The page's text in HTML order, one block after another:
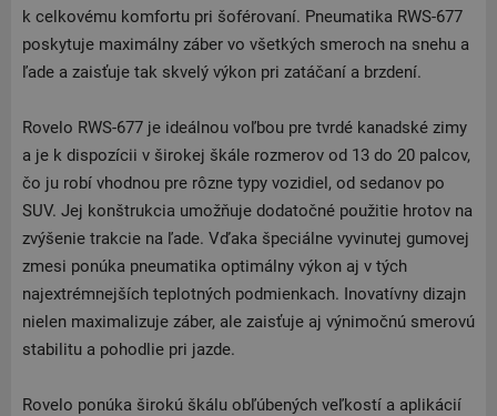
k celkovému komfortu pri šoférovaní. Pneumatika RWS-677
poskytuje maximálny záber vo všetkých smeroch na snehu a
ľade a zaisťuje tak skvelý výkon pri zatáčaní a brzdení.
Rovelo RWS-677 je ideálnou voľbou pre tvrdé kanadské zimy
a je k dispozícii v širokej škále rozmerov od 13 do 20 palcov,
čo ju robí vhodnou pre rôzne typy vozidiel, od sedanov po
SUV. Jej konštrukcia umožňuje dodatočné použitie hrotov na
zvýšenie trakcie na ľade. Vďaka špeciálne vyvinutej gumovej
zmesi ponúka pneumatika optimálny výkon aj v tých
najextrémnejších teplotných podmienkach. Inovatívny dizajn
nielen maximalizuje záber, ale zaisťuje aj výnimočnú smerovú
stabilitu a pohodlie pri jazde.
Rovelo ponúka širokú škálu obľúbených veľkostí a aplikácií